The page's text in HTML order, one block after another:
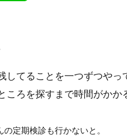
てることを一つずつやっ
ろを探すまで時間がかか
定期検診も行かないと。